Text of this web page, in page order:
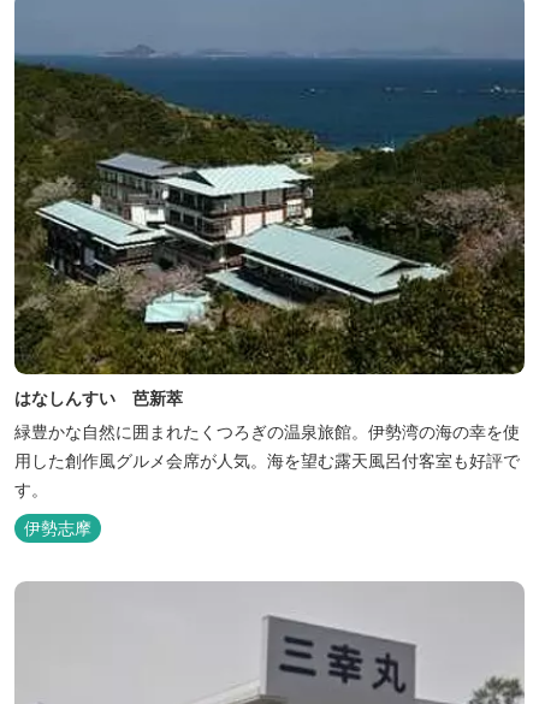
はなしんすい 芭新萃
緑豊かな自然に囲まれたくつろぎの温泉旅館。伊勢湾の海の幸を使
用した創作風グルメ会席が人気。海を望む露天風呂付客室も好評で
す。
伊勢志摩